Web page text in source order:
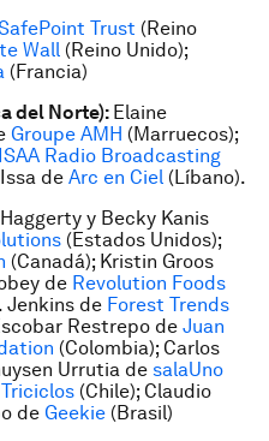
Trust (Reino
Wall (Reino Unido);
(Francia)
del Norte): Elaine
Groupe AMH (Marruecos);
Radio Broadcasting
de Arc en Ciel (Líbano).
y Becky Kanis
(Estados Unidos);
(Canadá); Kristin Groos
de Revolution Foods
Jenkins de Forest Trends
Restrepo de Juan
(Colombia); Carlos
Urrutia de salaUno
Triciclos (Chile); Claudio
de Geekie (Brasil)